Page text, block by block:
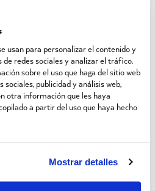
usan para personalizar el contenido y
de redes sociales y analizar el tráfico.
sobre el uso que haga del sitio web
publicidad y análisis web,
otra información que les haya
a partir del uso que haya hecho
Mostrar detalles
web además de
las fechas de la
primera visita y de
la más reciente.
Utilizada por
Google Analytics.
para controlar la